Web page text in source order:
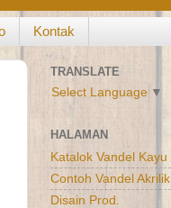
Kontak
TRANSLATE
Select Language ▼
HALAMAN
Katalok Vandel Kayu
Contoh Vandel Akrilik
Disain Prod.